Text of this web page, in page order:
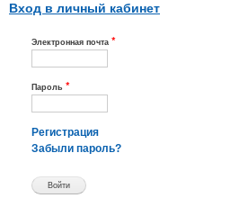
Вход в личный кабинет
Электронная почта *
Пароль *
Регистрация
Забыли пароль?